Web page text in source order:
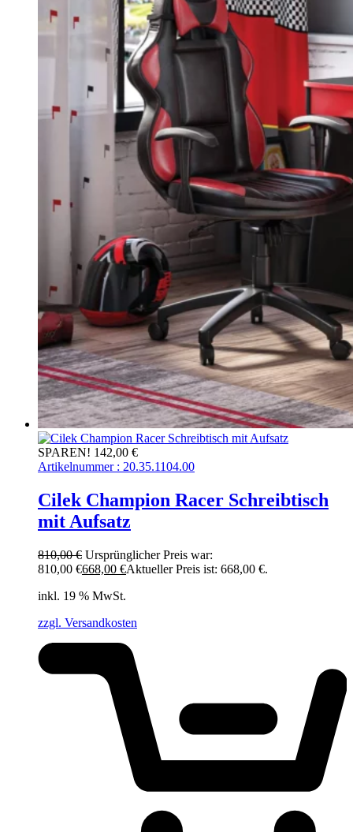
SPAREN! 142,00 €
Artikelnummer : 20.35.1104.00
Cilek Champion Racer Schreibtisch
mit Aufsatz
810,00€ Ursprünglicher Preis war:
810,00 €668,00 €Aktueller Preis ist: 668,00 €.
inkl. 19 % MwSt.
zzgl. Versandkosten